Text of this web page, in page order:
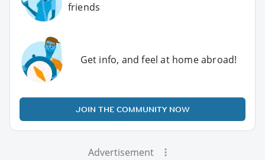
friends
Get info, and feel at home abroad!
JOIN THE COMMUNITY NOW
Advertisement